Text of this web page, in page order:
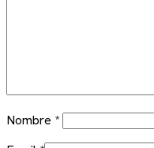
Nombre *